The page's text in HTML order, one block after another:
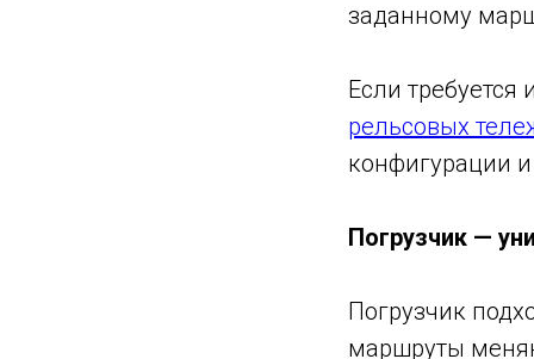
заданному
Если
рельсовых
конфигурации
Погрузчик —
Погрузчик
маршруты